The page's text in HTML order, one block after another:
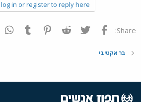
in or register to reply here.
Share: פייסבוק Twitter
Reddit
Pinterest
Tumblr
בר אקטיבי